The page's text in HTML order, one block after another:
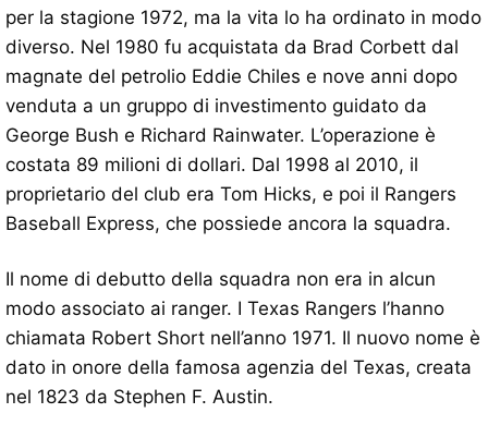
per la stagione 1972, ma la vita lo ha ordinato in modo
diverso. Nel 1980 fu acquistata da Brad Corbett dal
magnate del petrolio Eddie Chiles e nove anni dopo
venduta a un gruppo di investimento guidato da
George Bush e Richard Rainwater. L’operazione è
costata 89 milioni di dollari. Dal 1998 al 2010, il
proprietario del club era Tom Hicks, e poi il Rangers
Baseball Express, che possiede ancora la squadra.
Il nome di debutto della squadra non era in alcun
modo associato ai ranger. I Texas Rangers l’hanno
chiamata Robert Short nell’anno 1971. Il nuovo nome è
dato in onore della famosa agenzia del Texas, creata
nel 1823 da Stephen F. Austin.